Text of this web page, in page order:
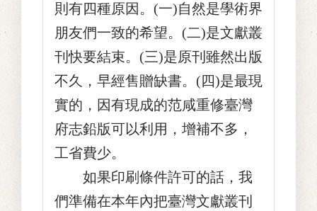
則有四種原因。(一)自然是學術界
朋友們一致的希望。(二)是文獻叢
刊快要結束。(三)是原刊雖然出版
不久，早經售贈缺書。(四)是最現
實的，因有現成的范咸重修臺灣
府志鉛版可以利用，增補不多，
工省費少。
如果印刷條件許可的話，我
們準備在本年內把臺灣文獻叢刊